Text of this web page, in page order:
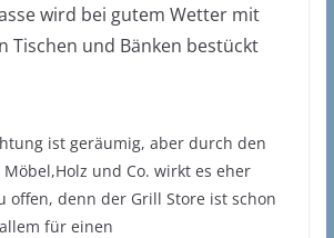
wird bei gutem Wetter mit
Tischen und Bänken bestückt
ist geräumig, aber durch den
und Co. wirkt es eher
offen, denn der Grill Store ist schon
für einen